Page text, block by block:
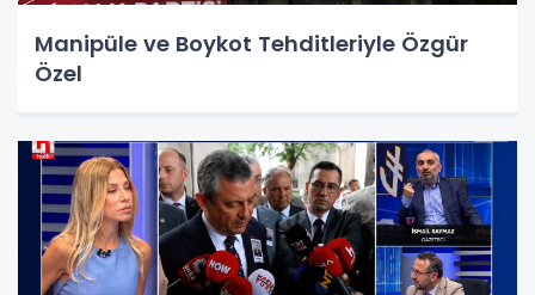
Manipüle ve Boykot Tehditleriyle Özgür
Özel